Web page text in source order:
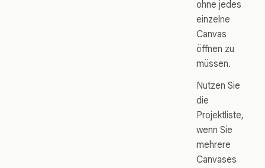
ohne jedes
einzelne
Canvas
öffnen zu
müssen.
Nutzen Sie
die
Projektliste,
wenn Sie
mehrere
Canvases